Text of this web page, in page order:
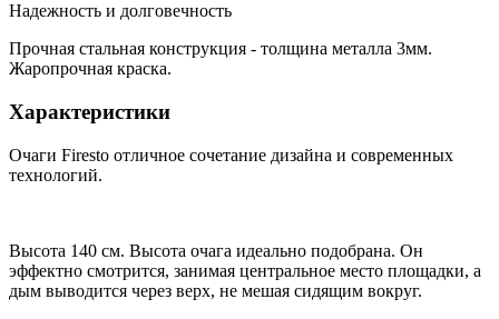
Надежность и долговечность
Прочная стальная конструкция - толщина металла 3мм.
Жаропрочная краска.
Характеристики
Очаги Firesto отличное сочетание дизайна и современных
технологий.
Высота 140 см. Высота очага идеально подобрана. Он
эффектно смотрится, занимая центральное место площадки, а
дым выводится через верх, не мешая сидящим вокруг.